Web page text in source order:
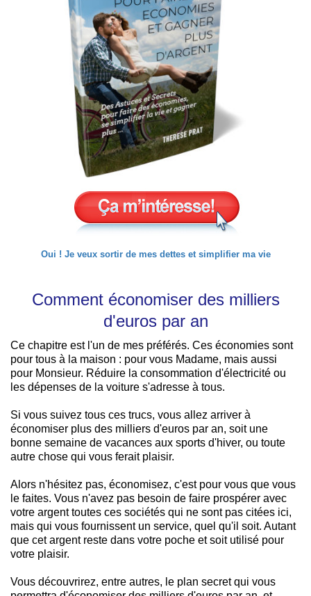
Oui ! Je veux sortir de mes dettes et simplifier ma vie
Comment économiser des milliers
d'euros par an
Ce chapitre est l'un de mes préférés. Ces économies sont
pour tous à la maison : pour vous Madame, mais aussi
pour Monsieur. Réduire la consommation d'électricité ou
les dépenses de la voiture s'adresse à tous.
Si vous suivez tous ces trucs, vous allez arriver à
économiser plus des milliers d'euros par an, soit une
bonne semaine de vacances aux sports d'hiver, ou toute
autre chose qui vous ferait plaisir.
Alors n'hésitez pas, économisez, c'est pour vous que vous
le faites. Vous n'avez pas besoin de faire prospérer avec
votre argent toutes ces sociétés qui ne sont pas citées ici,
mais qui vous fournissent un service, quel qu'il soit. Autant
que cet argent reste dans votre poche et soit utilisé pour
votre plaisir.
Vous découvrirez, entre autres, le plan secret qui vous